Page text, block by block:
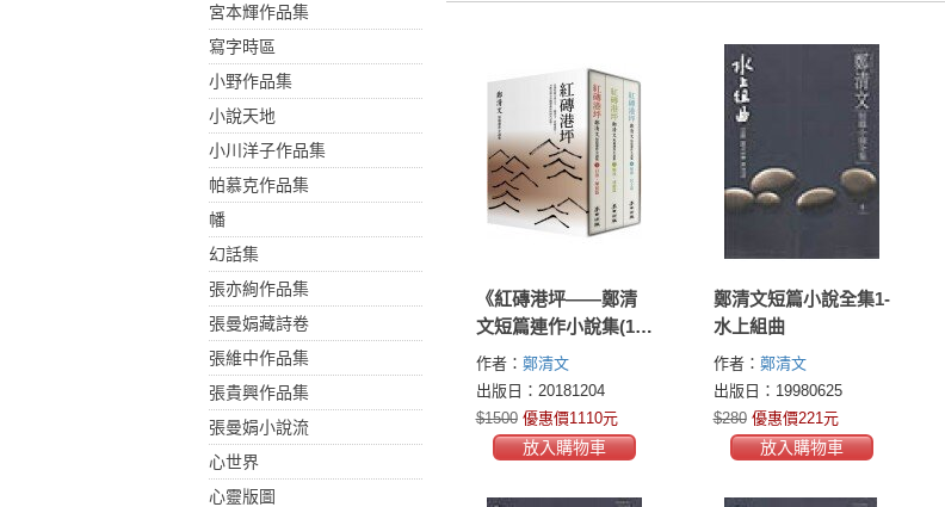
宮本輝作品集
寫字時區
小野作品集
小說天地
小川洋子作品集
帕慕克作品集
幡
幻話集
張亦絢作品集
張曼娟藏詩卷
張維中作品集
張貴興作品集
張曼娟小說流
心世界
心靈版圖
《紅磚港坪——鄭清
文短篇連作小說集(1-
3)》(套書珍藏版)
作者： 鄭清文
出版日：20181204
$1500 優惠價1110元
放入購物車
鄭清文短篇小說全集1-
水上組曲
作者： 鄭清文
出版日：19980625
$280 優惠價221元
放入購物車